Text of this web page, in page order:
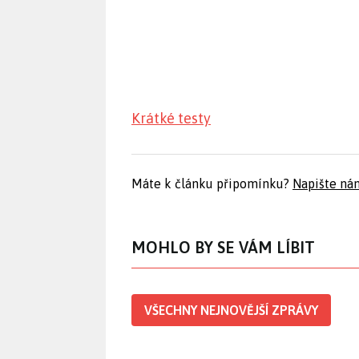
Krátké testy
Máte k článku připomínku? Napište
MOHLO BY SE VÁM LÍBIT
VŠECHNY NEJNOVĚJŠÍ ZPRÁVY